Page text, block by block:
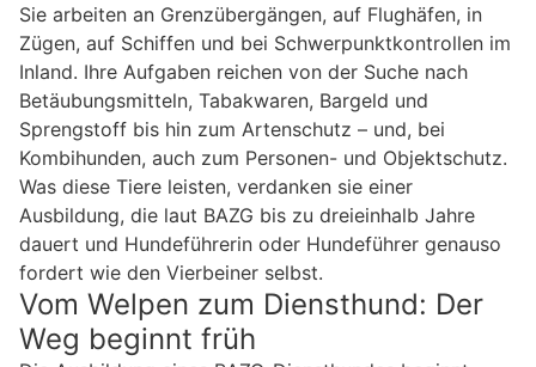
Sie arbeiten an Grenzübergängen, auf Flughäfen, in
Zügen, auf Schiffen und bei Schwerpunktkontrollen im
Inland. Ihre Aufgaben reichen von der Suche nach
Betäubungsmitteln, Tabakwaren, Bargeld und
Sprengstoff bis hin zum Artenschutz – und, bei
Kombihunden, auch zum Personen- und Objektschutz.
Was diese Tiere leisten, verdanken sie einer
Ausbildung, die laut BAZG bis zu dreieinhalb Jahre
dauert und Hundeführerin oder Hundeführer genauso
fordert wie den Vierbeiner selbst.
Vom Welpen zum Diensthund: Der
Weg beginnt früh